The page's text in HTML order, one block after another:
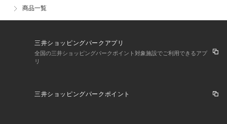
商品一覧
三井ショッピングパークアプリ
全国の三井ショッピングパークポイント対象施設でご利用できるアプ
リ
三井ショッピングパークポイント